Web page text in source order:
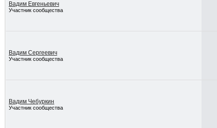
Вадим Евгеньевич
Участник сообщества
Вадим Сергеевич
Участник сообщества
Вадим Чебуркин
Участник сообщества